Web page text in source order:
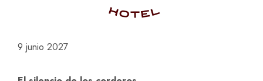
9 junio 2027